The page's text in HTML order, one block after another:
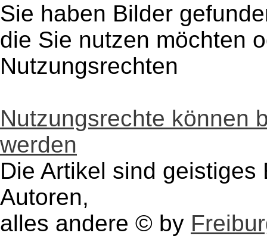
Sie haben Bilder
die Sie nutzen möchten
Nutzungsrechten
Nutzungsrechte können
werden
Die Artikel sind
Autoren,
alles andere © by